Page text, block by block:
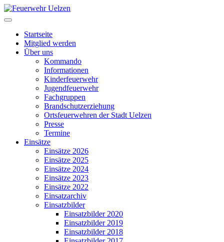
Startseite
Mitglied werden
Über uns
Kommando
Informationen
Kinderfeuerwehr
Jugendfeuerwehr
Fachgruppen
Brandschutzerziehung
Ortsfeuerwehren der Stadt Uelzen
Presse
Termine
Einsätze
Einsätze 2026
Einsätze 2025
Einsätze 2024
Einsätze 2023
Einsätze 2022
Einsatzarchiv
Einsatzbilder
Einsatzbilder 2020
Einsatzbilder 2019
Einsatzbilder 2018